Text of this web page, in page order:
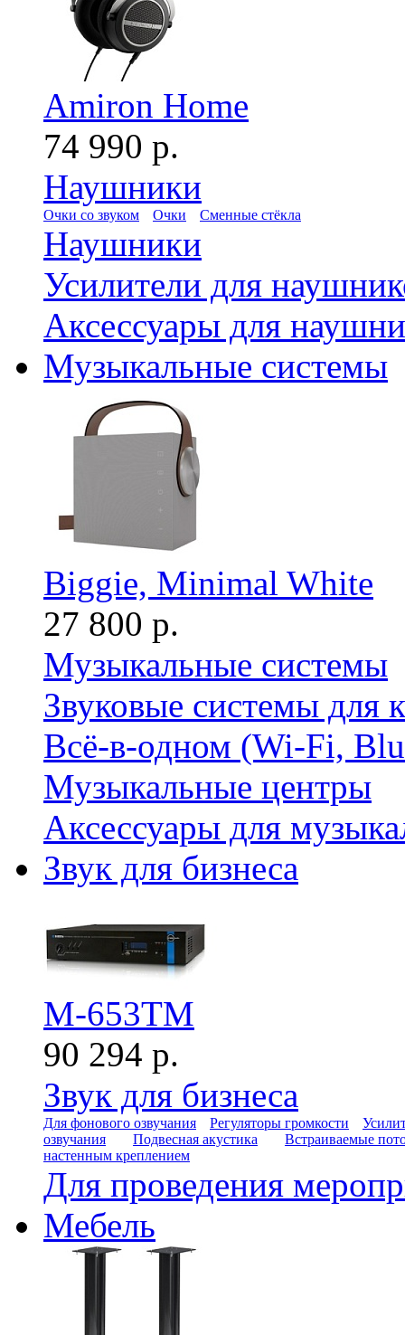
Amiron Home
74 990 р.
Наушники
Очки со звуком Очки Сменные стёкла
Наушники
Усилители для
Аксессуары для
Музыкальные системы
Biggie, Minimal White
27 800 р.
Музыкальные системы
Звуковые системы для
Всё-в-одном (Wi-Fi,
Музыкальные центры
Аксессуары для
Звук для бизнеса
M-653TM
90 294 р.
Звук для бизнеса
Для фонового озвучания Регуляторы громкости
озвучания
Подвесная акустика
Встраиваемые
настенным креплением
Для проведения
Мебель